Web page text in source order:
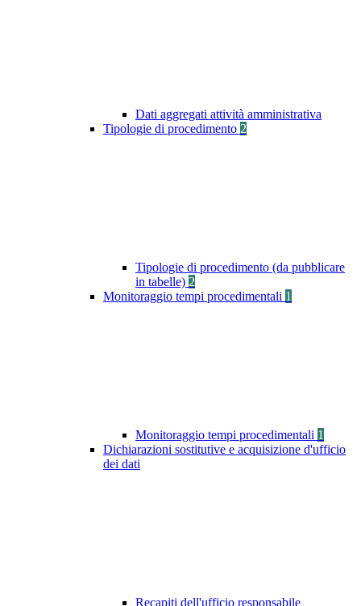
Dati aggregati attività amministrativa
Tipologie di procedimento 2
Tipologie di procedimento (da pubblicare
in tabelle) 2
Monitoraggio tempi procedimentali 1
Monitoraggio tempi procedimentali 1
Dichiarazioni sostitutive e acquisizione d'ufficio
dei dati
Recapiti dell'ufficio responsabile